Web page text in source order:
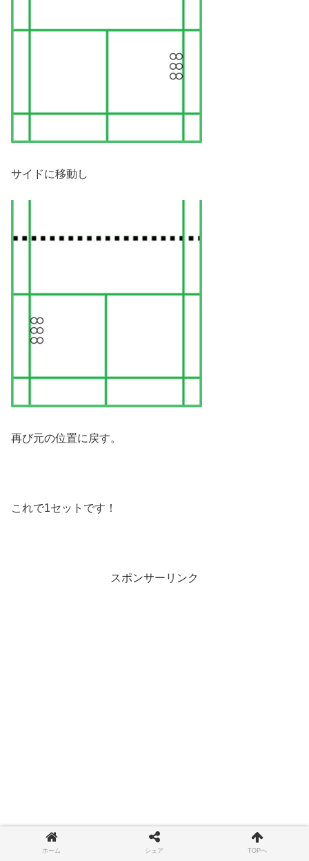
サイドに移動し
再び元の位置に戻す。
これで1セットです！
スポンサーリンク
ホーム シェア TOPへ